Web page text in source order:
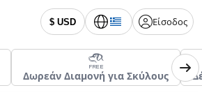
$ USD Είσοδος
Δωρεάν Διαμονή για Σκύλους